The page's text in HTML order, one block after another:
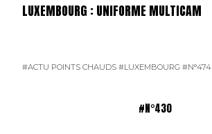
LUXEMBOURG : UNIFORME MULTICAM
#ACTU POINTS CHAUDS #LUXEMBOURG #N°474
#N°430